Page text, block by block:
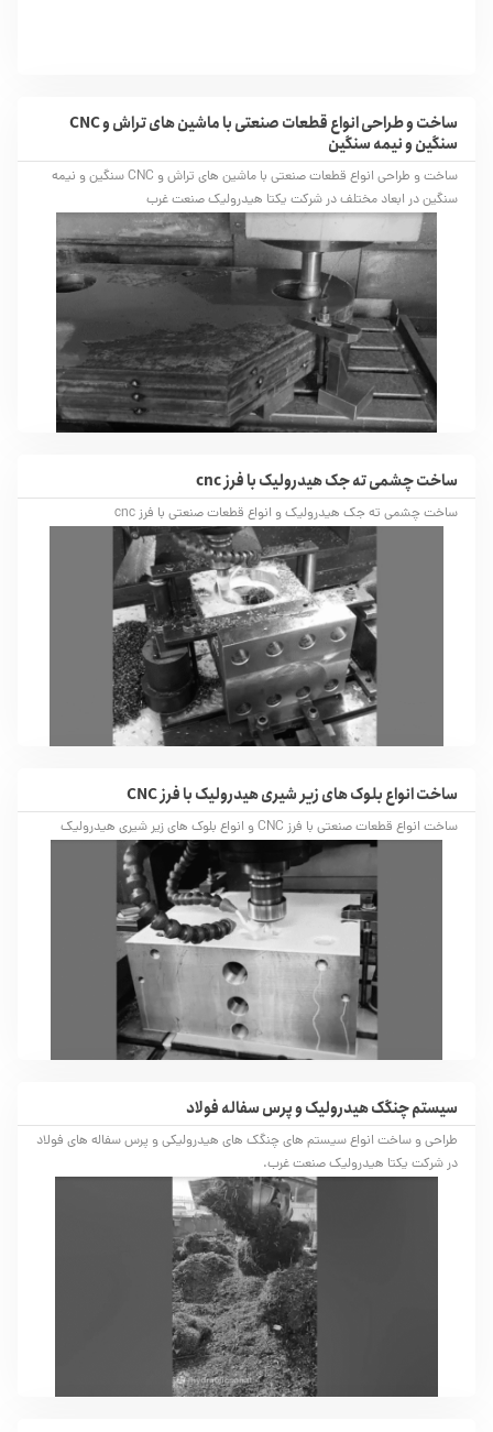
ساخت و طراحی انواع قطعات صنعتی با ماشین های تراش و CNC
سنگین و نیمه سنگین
ساخت و طراحی انواع قطعات صنعتی با ماشین های تراش و CNC سنگین و نیمه
سنگین در ابعاد مختلف در شرکت یکتا هیدرولیک صنعت غرب
ساخت چشمی ته جک هیدرولیک با فرز cnc
ساخت چشمی ته جک هیدرولیک و انواع قطعات صنعتی با فرز cnc
ساخت انواع بلوک های زیر شیری هیدرولیک با فرز CNC
ساخت انواع قطعات صنعتی با فرز CNC و انواع بلوک های زیر شیری هیدرولیک
سیستم چنگک هیدرولیک و پرس سفاله فولاد
طراحی و ساخت انواع سیستم های چنگک های هیدرولیکی و پرس سفاله های فولاد
در شرکت یکتا هیدرولیک صنعت غرب.